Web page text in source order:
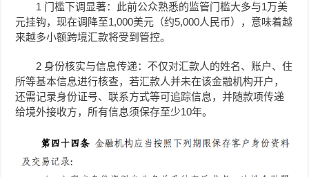
1 门槛下调显著：此前公众熟悉的监管门槛大多与1万美
元挂钩，现在调降至1,000美元（约5,000人民币），意味着越
来越多小额跨境汇款将受到管控。
2 身份核实与信息传递：不仅对汇款人的姓名、账户、住
所等基本信息进行核查，若汇款人并未在该金融机构开户，
还需记录身份证号、联系方式等可追踪信息，并随款项传递
给境外接收方，所有信息须保存至少10年。